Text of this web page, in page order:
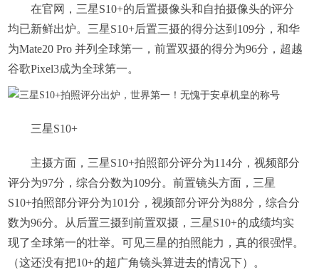
在官网，三星S10+的后置摄像头和自拍摄像头的评分
均已新鲜出炉。三星S10+后置三摄的得分达到109分，和华
为Mate20 Pro 并列全球第一，前置双摄的得分为96分，超越
谷歌Pixel3成为全球第一。
三星S10+
主摄方面，三星S10+拍照部分评分为114分，视频部分
评分为97分，综合分数为109分。前置镜头方面，三星
S10+拍照部分评分为101分，视频部分评分为88分，综合分
数为96分。从后置三摄到前置双摄，三星S10+的成绩均实
现了全球第一的壮举。可见三星的拍照能力，真的很强悍。
（这还没有把10+的超广角镜头算进去的情况下）。